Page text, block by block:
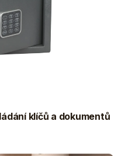
klíčů a dokumentů